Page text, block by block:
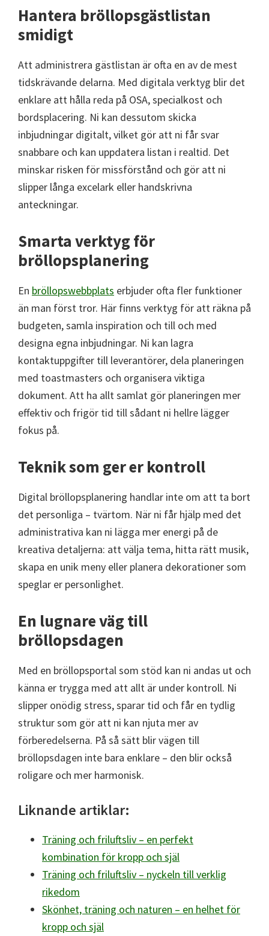
Hantera bröllopsgästlistan
smidigt
Att administrera gästlistan är ofta en av de mest
tidskrävande delarna. Med digitala verktyg blir det
enklare att hålla reda på OSA, specialkost och
bordsplacering. Ni kan dessutom skicka
inbjudningar digitalt, vilket gör att ni får svar
snabbare och kan uppdatera listan i realtid. Det
minskar risken för missförstånd och gör att ni
slipper långa excelark eller handskrivna
anteckningar.
Smarta verktyg för
bröllopsplanering
En bröllopswebbplats erbjuder ofta fler funktioner
än man först tror. Här finns verktyg för att räkna på
budgeten, samla inspiration och till och med
designa egna inbjudningar. Ni kan lagra
kontaktuppgifter till leverantörer, dela planeringen
med toastmasters och organisera viktiga
dokument. Att ha allt samlat gör planeringen mer
effektiv och frigör tid till sådant ni hellre lägger
fokus på.
Teknik som ger er kontroll
Digital bröllopsplanering handlar inte om att ta bort
det personliga – tvärtom. När ni får hjälp med det
administrativa kan ni lägga mer energi på de
kreativa detaljerna: att välja tema, hitta rätt musik,
skapa en unik meny eller planera dekorationer som
speglar er personlighet.
En lugnare väg till
bröllopsdagen
Med en bröllopsportal som stöd kan ni andas ut och
känna er trygga med att allt är under kontroll. Ni
slipper onödig stress, sparar tid och får en tydlig
struktur som gör att ni kan njuta mer av
förberedelserna. På så sätt blir vägen till
bröllopsdagen inte bara enklare – den blir också
roligare och mer harmonisk.
Liknande artiklar:
Träning och friluftsliv – en perfekt
kombination för kropp och själ
Träning och friluftsliv – nyckeln till verklig
rikedom
Skönhet, träning och naturen – en helhet för
kropp och själ